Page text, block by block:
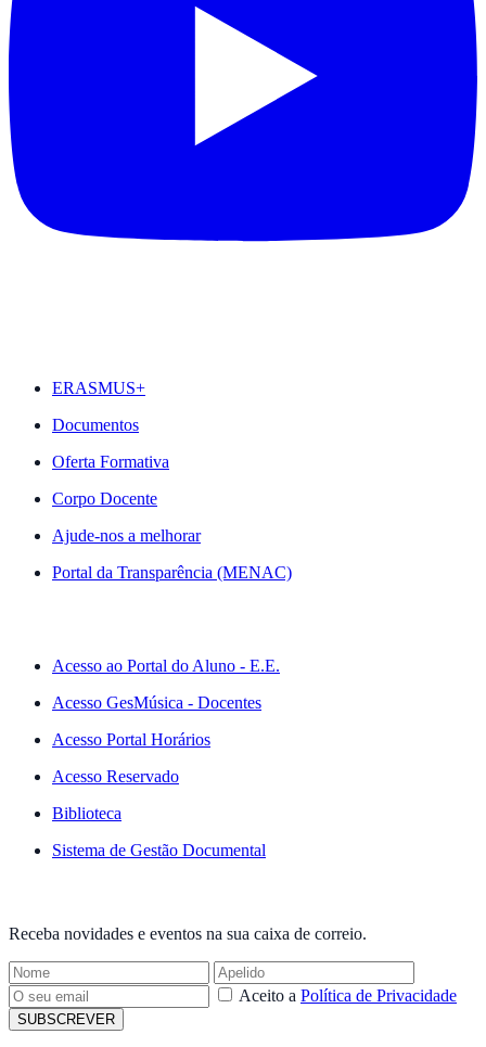
ERASMUS+
Documentos
Oferta Formativa
Corpo Docente
Ajude-nos a melhorar
Portal da Transparência (MENAC)
Acesso ao Portal do Aluno - E.E.
Acesso GesMúsica - Docentes
Acesso Portal Horários
Acesso Reservado
Biblioteca
Sistema de Gestão Documental
Receba novidades e eventos na sua caixa de correio.
Aceito a Política de Privacidade
SUBSCREVER